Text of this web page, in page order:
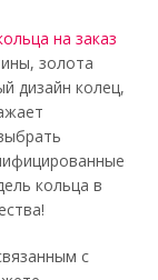
на заказ
золота
дизайн колец,
кольца в
с